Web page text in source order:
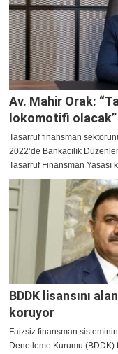
Av. Mahir Orak:
lokomotifi olacak”
Tasarruf finansman
2022’de Bankacılık
Tasarruf Finansman Yasası
BDDK lisansını
koruyor
Faizsiz finansman
Denetleme Kurumu (BDDK)